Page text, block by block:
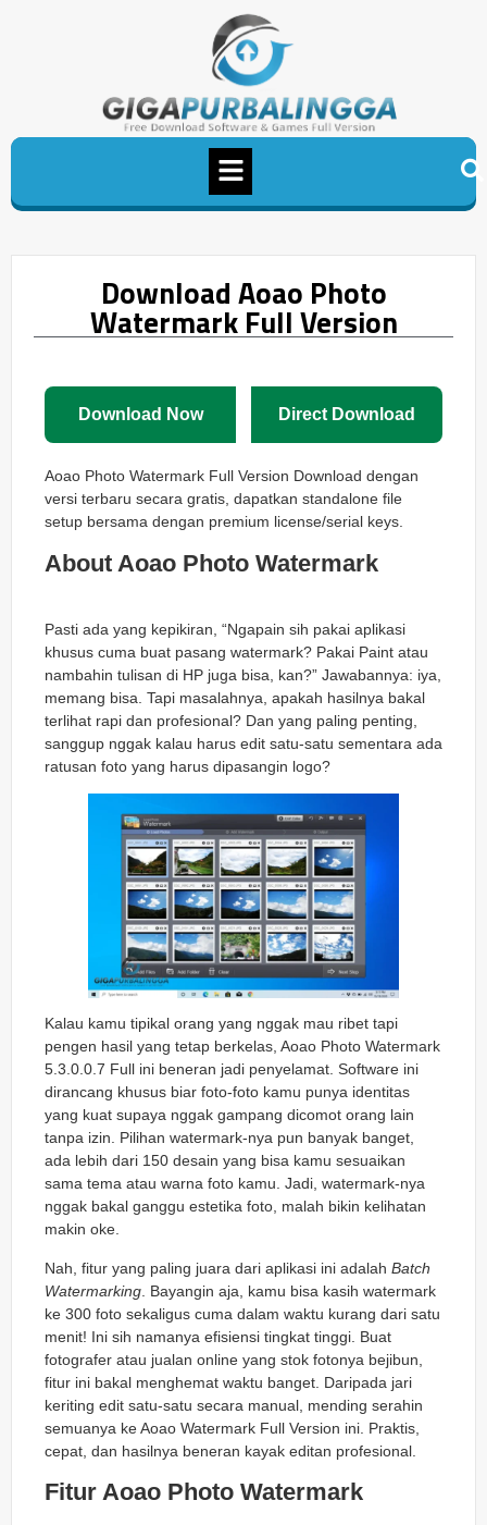
Download Aoao Photo
Watermark Full Version
Download Now Direct Download
Aoao Photo Watermark Full Version Download dengan
versi terbaru secara gratis, dapatkan standalone file
setup bersama dengan premium license/serial keys.
About Aoao Photo Watermark
Pasti ada yang kepikiran, “Ngapain sih pakai aplikasi
khusus cuma buat pasang watermark? Pakai Paint atau
nambahin tulisan di HP juga bisa, kan?” Jawabannya: iya,
memang bisa. Tapi masalahnya, apakah hasilnya bakal
terlihat rapi dan profesional? Dan yang paling penting,
sanggup nggak kalau harus edit satu-satu sementara ada
ratusan foto yang harus dipasangin logo?
Kalau kamu tipikal orang yang nggak mau ribet tapi
pengen hasil yang tetap berkelas, Aoao Photo Watermark
5.3.0.0.7 Full ini beneran jadi penyelamat. Software ini
dirancang khusus biar foto-foto kamu punya identitas
yang kuat supaya nggak gampang dicomot orang lain
tanpa izin. Pilihan watermark-nya pun banyak banget,
ada lebih dari 150 desain yang bisa kamu sesuaikan
sama tema atau warna foto kamu. Jadi, watermark-nya
nggak bakal ganggu estetika foto, malah bikin kelihatan
makin oke.
Nah, fitur yang paling juara dari aplikasi ini adalah Batch
Watermarking . Bayangin aja, kamu bisa kasih watermark
ke 300 foto sekaligus cuma dalam waktu kurang dari satu
menit! Ini sih namanya efisiensi tingkat tinggi. Buat
fotografer atau jualan online yang stok fotonya bejibun,
fitur ini bakal menghemat waktu banget. Daripada jari
keriting edit satu-satu secara manual, mending serahin
semuanya ke Aoao Watermark Full Version ini. Praktis,
cepat, dan hasilnya beneran kayak editan profesional.
Fitur Aoao Photo Watermark